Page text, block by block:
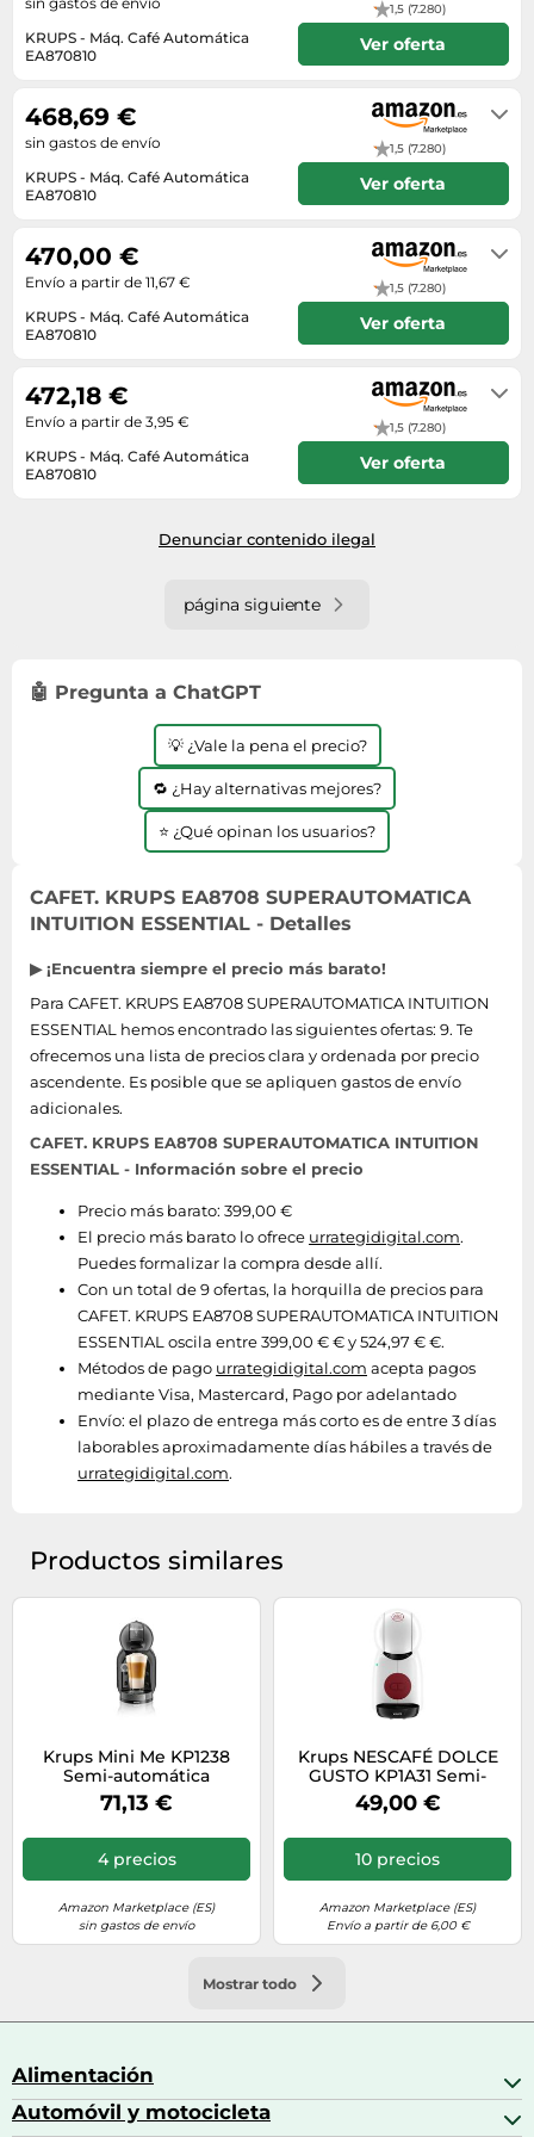
KRUPS - Máq. Café Automática
EA870810
1,5 (7.280)
Ver oferta
KRUPS - Máq. Café Automática
EA870810
1,5 (7.280)
468,69 €
sin gastos de envío
Ver oferta
KRUPS - Máq. Café Automática
EA870810
1,5 (7.280)
470,00 €
Envío a partir de 11,67 €
Ver oferta
KRUPS - Máq. Café Automática
EA870810
1,5 (7.280)
472,18 €
Envío a partir de 3,95 €
Ver oferta
página siguiente
Denunciar contenido ilegal
🤖 Pregunta a ChatGPT
💡 ¿Vale la pena el precio?
🔁 ¿Hay alternativas mejores?
⭐ ¿Qué opinan los usuarios?
CAFET. KRUPS EA8708 SUPERAUTOMATICA
INTUITION ESSENTIAL - Detalles
▶ ¡Encuentra siempre el precio más barato!
Para CAFET. KRUPS EA8708 SUPERAUTOMATICA INTUITION
ESSENTIAL hemos encontrado las siguientes ofertas: 9. Te
ofrecemos una lista de precios clara y ordenada por precio
ascendente. Es posible que se apliquen gastos de envío
adicionales.
CAFET. KRUPS EA8708 SUPERAUTOMATICA INTUITION
ESSENTIAL - Información sobre el precio
Precio más barato: 399,00 €
El precio más barato lo ofrece urrategidigital.com.
Puedes formalizar la compra desde allí.
Con un total de 9 ofertas, la horquilla de precios para
CAFET. KRUPS EA8708 SUPERAUTOMATICA INTUITION
ESSENTIAL oscila entre 399,00 € € y 524,97 € €.
Métodos de pago urrategidigital.com acepta pagos
mediante Visa, Mastercard, Pago por adelantado
Envío: el plazo de entrega más corto es de entre 3 días
laborables aproximadamente días hábiles a través de
urrategidigital.com.
Productos similares
Krups Mini Me KP1238
Semi-automática
Macchina per caffè a
capsule 0,8 L
71,13 €
4 precios
Amazon Marketplace (ES)
sin gastos de envío
Krups NESCAFÉ DOLCE
GUSTO KP1A31 Semi-
automática Macchina per
caffè a capsule 0,8 L
49,00 €
10 precios
Amazon Marketplace (ES)
Envío a partir de 6,00 €
Mostrar todo
Alimentación
Bebidas
Automóvil y motocicleta